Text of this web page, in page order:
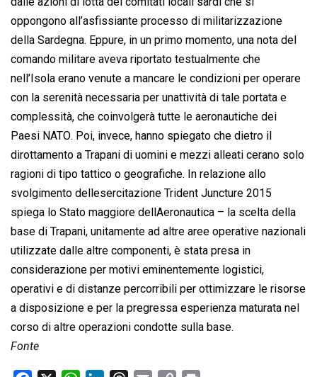
oppongono all’asfissiante processo di militarizzazione
della Sardegna. Eppure, in un primo momento, una nota del
comando militare aveva riportato testualmente che
nell’Isola erano venute a mancare le condizioni per operare
con la serenità necessaria per unattività di tale portata e
complessità, che coinvolgerà tutte le aeronautiche dei
Paesi NATO. Poi, invece, hanno spiegato che dietro il
dirottamento a Trapani di uomini e mezzi alleati cerano solo
ragioni di tipo tattico o geografiche. In relazione allo
svolgimento dellesercitazione Trident Juncture 2015 
spiega lo Stato maggiore dellAeronautica – la scelta della
base di Trapani, unitamente ad altre aree operative nazionali
utilizzate dalle altre componenti, è stata presa in
considerazione per motivi eminentemente logistici,
operativi e di distanze percorribili per ottimizzare le risorse
a disposizione e per la pregressa esperienza maturata nel
corso di altre operazioni condotte sulla base.
Fonte